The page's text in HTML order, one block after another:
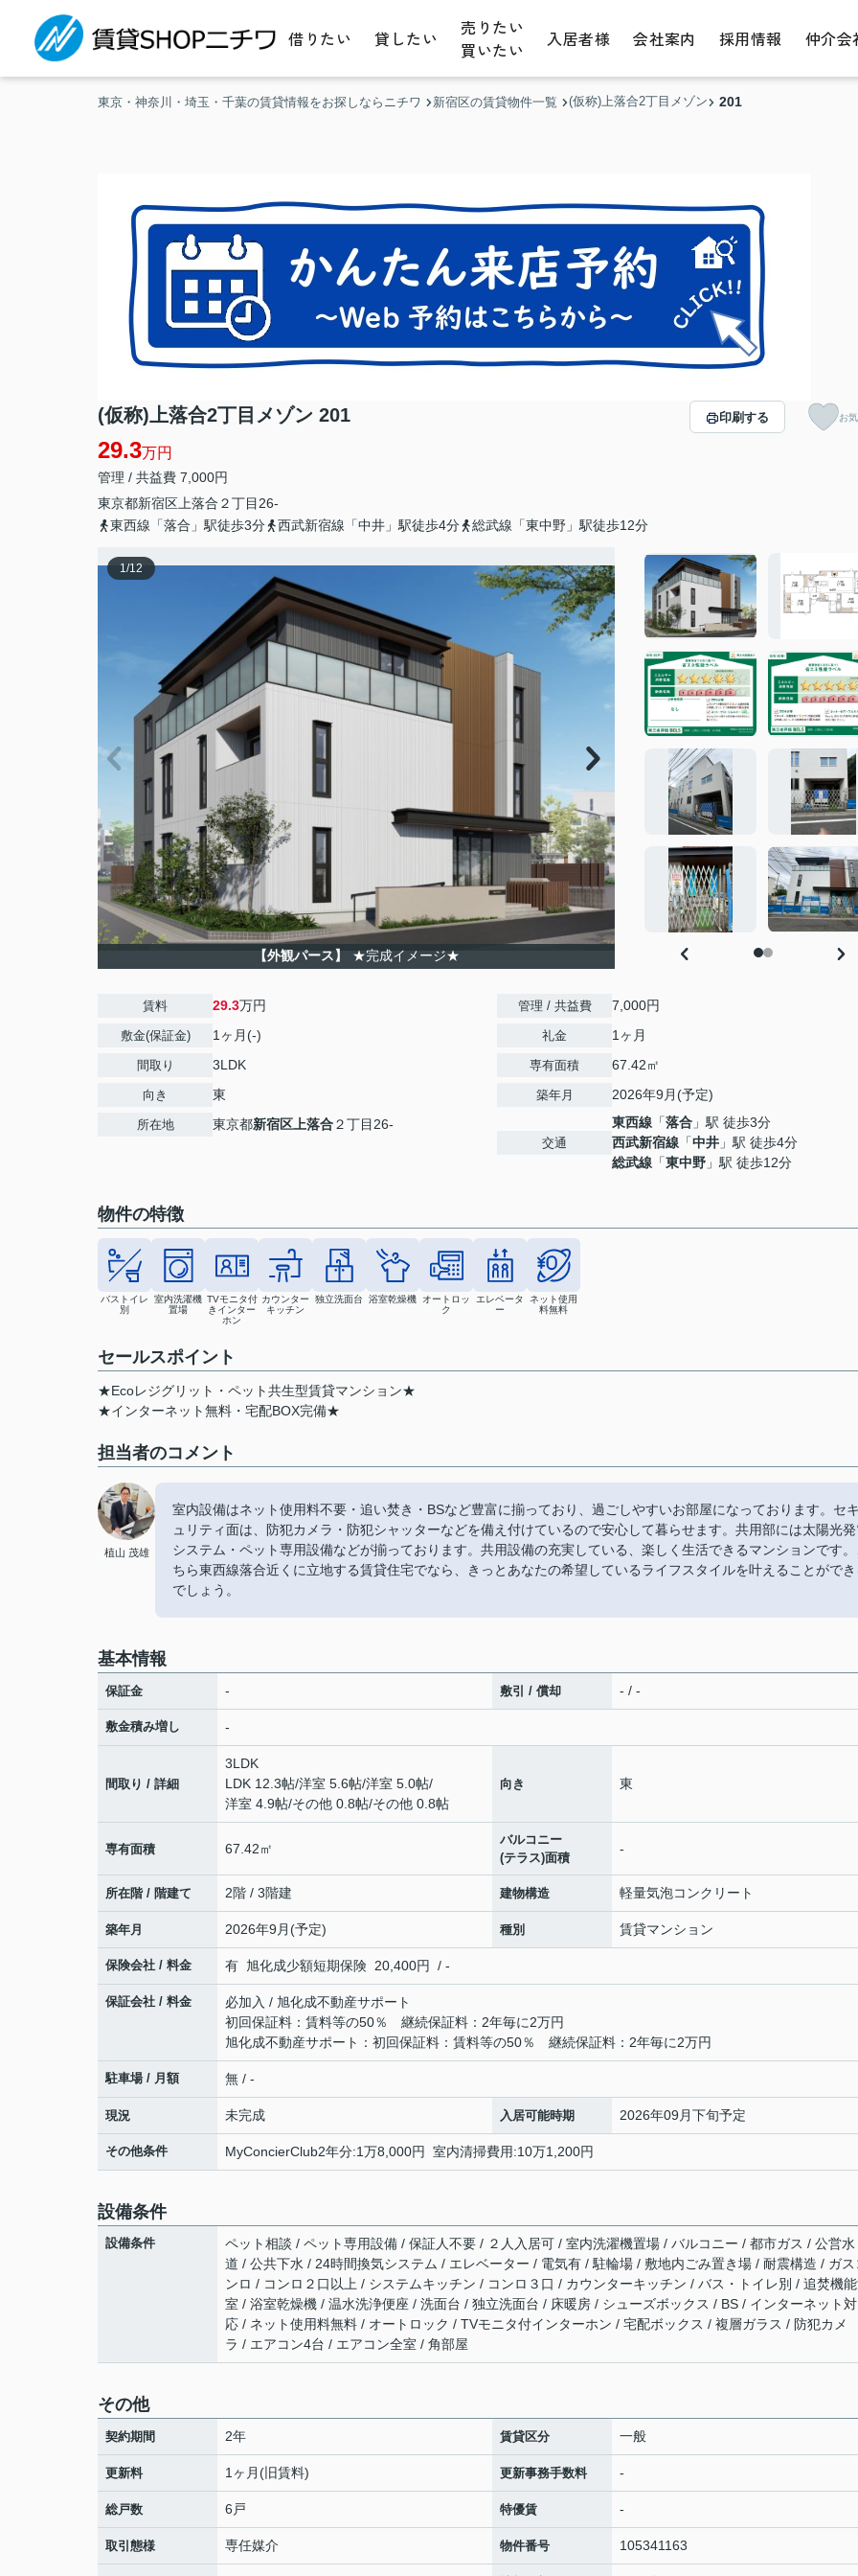
借りたい 貸したい
売りたい
買いたい
入居者様 会社案内 採用情報 仲介会
東京・神奈川・埼玉・千葉の賃貸情報をお探しならニチワ 新宿区の賃貸物件一覧 (仮称)上落合2丁目メゾン 201
(仮称)上落合2丁目メゾン 201
29.3万円
管理 / 共益費 7,000円
東京都新宿区 上落合 ２丁目26-
東西線「落合」駅徒歩3分
西武新宿線「中井」駅徒歩4分 総武線「東中野」駅徒歩12分
印刷する お
1/12
【外観パース】 ★完成イメージ★
賃料 29.3万円
敷金(保証金) 1ヶ月(-)
間取り 3LDK
向き 東
所在地 東京都新宿区 上落合２丁目26-
管理 / 共益費 7,000円
礼金 1ヶ月
専有面積 67.42㎡
築年月 2026年9月(予定)
交通
東西線 「落合 」駅 徒歩3分
西武新宿線 「中井 」駅 徒歩4分
総武線 「東中野 」駅 徒歩12分
物件の特徴
バストイレ
別
室内洗濯機
置場
TVモニタ付
きインター
ホン
カウンター
キッチン
独立洗面台 浴室乾燥機
オートロッ
ク
エレベータ
ー
ネット使用
料無料
セールスポイント
★Ecoレジグリット・ペット共生型賃貸マンション★
★インターネット無料・宅配BOX完備★
担当者のコメント
植山 茂雄
室内設備はネット使用料不要・追い焚き・BSなど豊富に揃っており、過ごしやすいお部屋になっております。セキ
ュリティ面は、防犯カメラ・防犯シャッターなどを備え付けているので安心して暮らせます。共用部には太陽光
システム・ペット専用設備などが揃っております。共用設備の充実している、楽しく生活できるマンションです。
ちら東西線落合近くに立地する賃貸住宅でなら、きっとあなたの希望しているライフスタイルを叶えることができ
でしょう。
基本情報
保証金 - 敷引 / 償却 - / -
敷金積み増し -
間取り / 詳細
3LDK
LDK 12.3帖/洋室 5.6帖/洋室 5.0帖/
洋室 4.9帖/その他 0.8帖/その他 0.8帖
向き 東
専有面積 67.42㎡
バルコニー
(テラス)面積
-
所在階 / 階建て 2階 / 3階建 建物構造 軽量気泡コンクリート
築年月 2026年9月(予定) 種別 賃貸マンション
保険会社 / 料金 有 旭化成少額短期保険 20,400円 / -
保証会社 / 料金
必加入 / 旭化成不動産サポート
初回保証料：賃料等の50％ 継続保証料：2年毎に2万円
旭化成不動産サポート：初回保証料：賃料等の50％ 継続保証料：2年毎に2万円
駐車場 / 月額 無 / -
現況 未完成 入居可能時期 2026年09月下旬予定
その他条件 MyConcierClub2年分:1万8,000円 室内清掃費用:10万1,200円
設備条件
設備条件
ペット相談 / ペット専用設備 / 保証人不要 / ２人入居可 / 室内洗濯機置場 / バルコニー / 都市ガス / 公営水
道 / 公共下水 / 24時間換気システム / エレベーター / 電気有 / 駐輪場 / 敷地内ごみ置き場 / 耐震構造 / ガス
ンロ / コンロ２口以上 / システムキッチン / コンロ３口 / カウンターキッチン / バス・トイレ別 / 追焚機
室 / 浴室乾燥機 / 温水洗浄便座 / 洗面台 / 独立洗面台 / 床暖房 / シューズボックス / BS / インターネット対
応 / ネット使用料無料 / オートロック / TVモニタ付インターホン / 宅配ボックス / 複層ガラス / 防犯カメ
ラ / エアコン4台 / エアコン全室 / 角部屋
その他
契約期間 2年 賃貸区分 一般
更新料 1ヶ月(旧賃料) 更新事務手数料 -
総戸数 6戸 特優賃 -
取引態様 専任媒介 物件番号 105341163